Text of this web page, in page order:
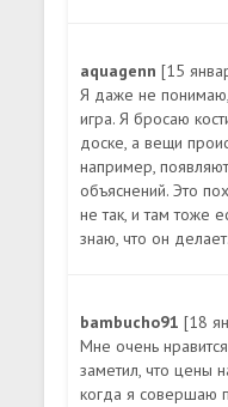
aquagenn[15
Я даже не понимаю,
игра. Я бросаю
доске, а вещи
например,
объяснений. Это
не так, и там тоже
знаю, что он делает.
bambucho91[18
Мне очень
заметил, что цены
когда я совершаю